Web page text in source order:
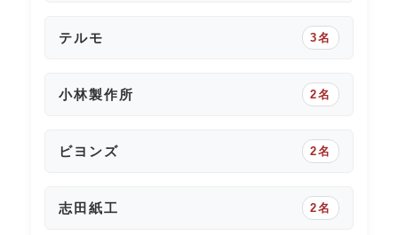
テルモ 3名
小林製作所 2名
ビヨンズ 2名
志田紙工 2名